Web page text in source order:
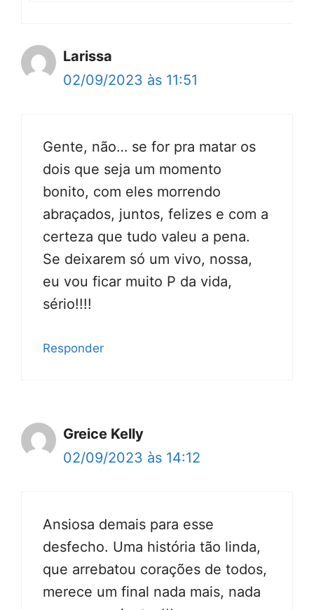
Larissa
02/09/2023 às 11:51
Gente, não… se for pra matar os
dois que seja um momento
bonito, com eles morrendo
abraçados, juntos, felizes e com a
certeza que tudo valeu a pena.
Se deixarem só um vivo, nossa,
eu vou ficar muito P da vida,
sério!!!!
Responder
Greice Kelly
02/09/2023 às 14:12
Ansiosa demais para esse
desfecho. Uma história tão linda,
que arrebatou corações de todos,
merece um final nada mais, nada